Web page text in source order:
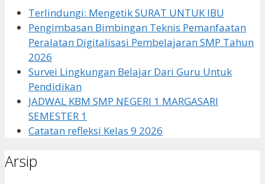
Terlindungi: Mengetik SURAT UNTUK IBU
Pengimbasan Bimbingan Teknis Pemanfaatan
Peralatan Digitalisasi Pembelajaran SMP Tahun
2026
Survei Lingkungan Belajar Dari Guru Untuk
Pendidikan
JADWAL KBM SMP NEGERI 1 MARGASARI
SEMESTER 1
Catatan refleksi Kelas 9 2026
Arsip